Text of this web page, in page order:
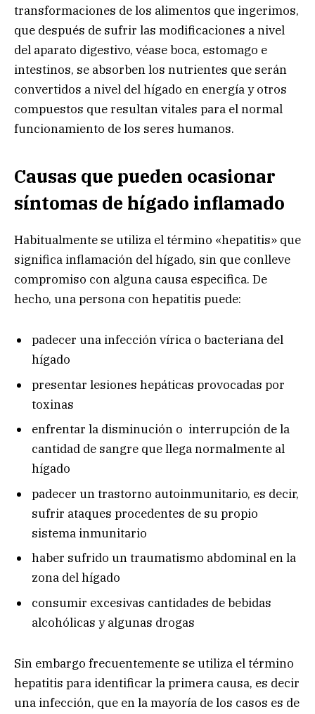
transformaciones de los alimentos que ingerimos,
que después de sufrir las modificaciones a nivel
del aparato digestivo, véase boca, estomago e
intestinos, se absorben los nutrientes que serán
convertidos a nivel del hígado en energía y otros
compuestos que resultan vitales para el normal
funcionamiento de los seres humanos.
Causas que pueden ocasionar
síntomas de hígado inflamado
Habitualmente se utiliza el término «hepatitis» que
significa inflamación del hígado, sin que conlleve
compromiso con alguna causa especifica. De
hecho, una persona con hepatitis puede:
padecer una infección vírica o bacteriana del
hígado
presentar lesiones hepáticas provocadas por
toxinas
enfrentar la disminución o interrupción de la
cantidad de sangre que llega normalmente al
hígado
padecer un trastorno autoinmunitario, es decir,
sufrir ataques procedentes de su propio
sistema inmunitario
haber sufrido un traumatismo abdominal en la
zona del hígado
consumir excesivas cantidades de bebidas
alcohólicas y algunas drogas
Sin embargo frecuentemente se utiliza el término
hepatitis para identificar la primera causa, es decir
una infección, que en la mayoría de los casos es de